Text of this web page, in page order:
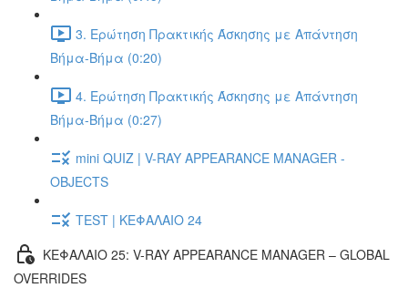
3. Ερώτηση Πρακτικής Άσκησης με Απάντηση
Βήμα-Βήμα (0:20)
4. Ερώτηση Πρακτικής Άσκησης με Απάντηση
Βήμα-Βήμα (0:27)
mini QUIZ | V-RAY APPEARANCE MANAGER -
OBJECTS
TEST | ΚΕΦΑΛΑΙΟ 24
ΚΕΦΑΛΑΙΟ 25: V-RAY APPEARANCE MANAGER – GLOBAL
OVERRIDES